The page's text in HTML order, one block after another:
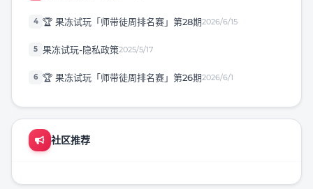
4 🏆 果冻试玩「师带徒周排名赛」第28期2026/6/15
5 果冻试玩-隐私政策2025/5/17
6 🏆 果冻试玩「师带徒周排名赛」第26期2026/6/1
社区推荐